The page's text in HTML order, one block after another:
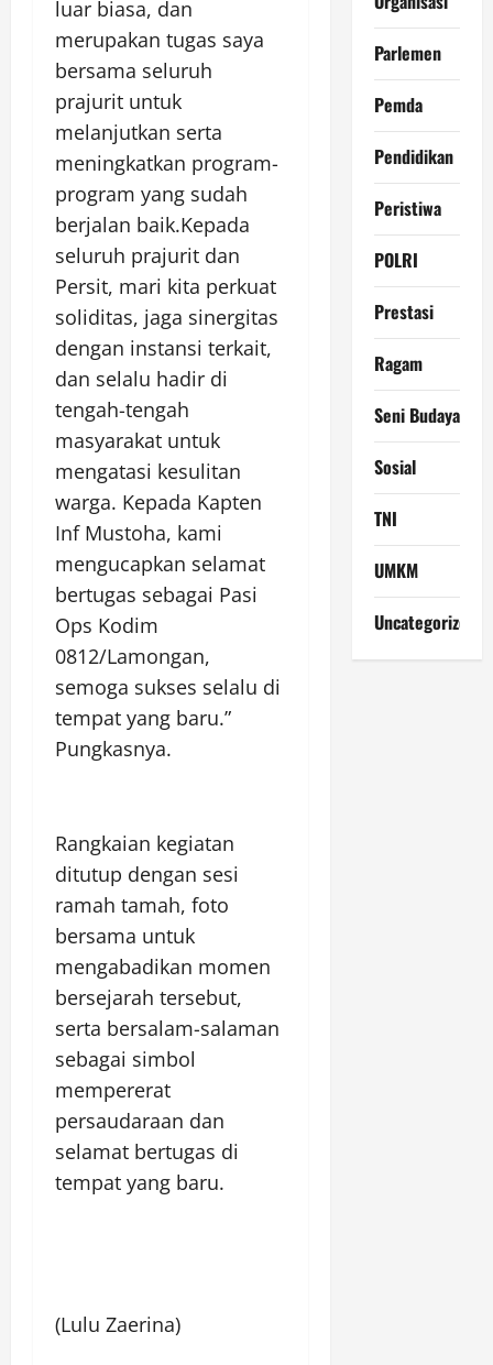
luar biasa, dan
merupakan tugas saya
bersama seluruh
prajurit untuk
melanjutkan serta
meningkatkan program-
program yang sudah
berjalan baik.Kepada
seluruh prajurit dan
Persit, mari kita perkuat
soliditas, jaga sinergitas
dengan instansi terkait,
dan selalu hadir di
tengah-tengah
masyarakat untuk
mengatasi kesulitan
warga. Kepada Kapten
Inf Mustoha, kami
mengucapkan selamat
bertugas sebagai Pasi
Ops Kodim
0812/Lamongan,
semoga sukses selalu di
tempat yang baru.”
Pungkasnya.
Rangkaian kegiatan
ditutup dengan sesi
ramah tamah, foto
bersama untuk
mengabadikan momen
bersejarah tersebut,
serta bersalam-salaman
sebagai simbol
mempererat
persaudaraan dan
selamat bertugas di
tempat yang baru.
(Lulu Zaerina)
Parlemen
Pemda
Pendidikan
Peristiwa
POLRI
Prestasi
Ragam
Seni Budaya
Sosial
TNI
UMKM
Uncategorized